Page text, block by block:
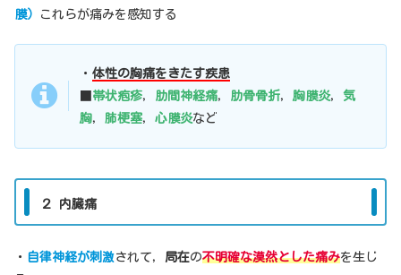
膜）
これらが痛みを感知する
・ 体性の胸痛をきたす疾患
帯状疱疹， 肋間神経痛， 肋骨骨折， 胸膜炎， 気
胸， 肺梗塞， 心膜炎など
２ 内臓痛
・ 自律神経が刺激されて， 局在の不明確な漠然とした痛みを生じ